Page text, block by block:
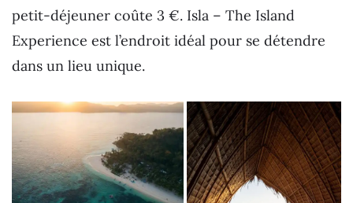
petit-déjeuner coûte 3 €. Isla – The Island
Experience est l’endroit idéal pour se détendre
dans un lieu unique.